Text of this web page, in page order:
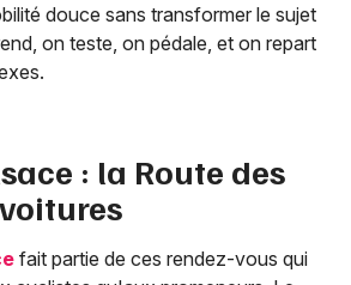
douce sans transformer le sujet
on teste, on pédale, et on repart
: la Route des
fait partie de ces rendez-vous qui